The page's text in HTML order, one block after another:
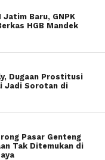
Jatim Baru, GNPK
HGB Mandek
Dugaan Prostitusi
Jadi Sorotan di
Pasar Genteng
Tak Ditemukan di